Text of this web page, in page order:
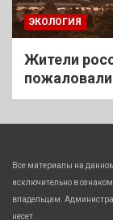
ЭКОЛОГИЯ
Жители
Все материалы на
исключительно в
владельцам.
несет.